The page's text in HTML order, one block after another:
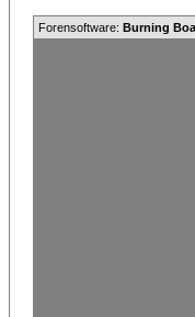
Forensoftware: Burning